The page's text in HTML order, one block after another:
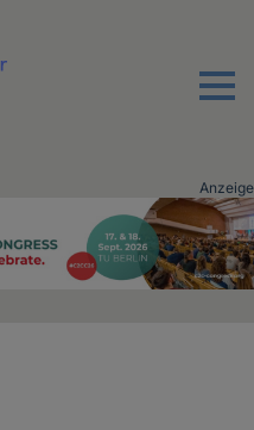
Menu
Anzeige